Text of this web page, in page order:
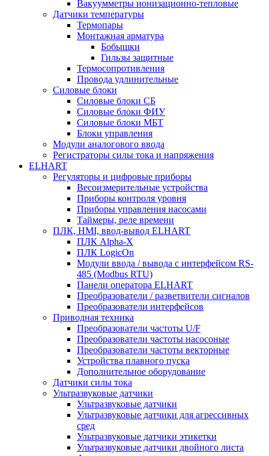
Вакуумметры ионизационно-тепловые
Датчики температуры
Термопары
Монтажная арматура
Бобышки
Гильзы защитные
Термосопротивления
Провода удлинительные
Силовые блоки
Силовые блоки СБ
Силовые блоки ФИУ
Силовые блоки МБТ
Блоки управления
Модули аналогового ввода
Регистраторы силы тока и напряжения
ELHART
Регуляторы и цифровые приборы
Весоизмерительные устройства
Приборы контроля уровня
Приборы управления насосами
Таймеры, реле времени
ПЛК, HMI, ввод-вывод ELHART
ПЛК Alpha-X
ПЛК LogicOn
Модули ввода / вывода с интерфейсом RS-
485 (Modbus RTU)
Панели оператора ELHART
Преобразователи / разветвители сигналов
Преобразователи интерфейсов
Приводная техника
Преобразователи частоты U/F
Преобразователи частоты насосоные
Преобразователи частоты векторные
Устройства плавного пуска
Дополнительное оборудование
Датчики силы тока
Ультразвуковые датчики
Ультразвуковые датчики
Ультразвуковые датчики для агрессивных
сред
Ультразвуковые датчики этикетки
Ультразвуковые датчики двойного листа